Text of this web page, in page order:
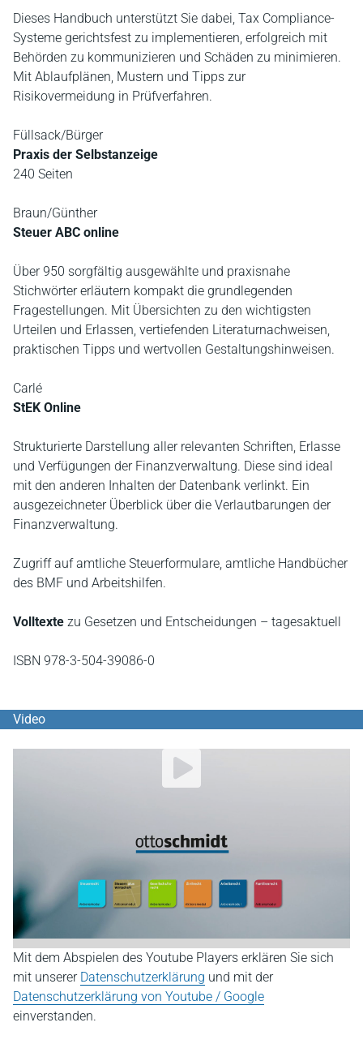
Dieses Handbuch unterstützt Sie dabei, Tax Compliance-
Systeme gerichtsfest zu implementieren, erfolgreich mit
Behörden zu kommunizieren und Schäden zu minimieren.
Mit Ablaufplänen, Mustern und Tipps zur
Risikovermeidung in Prüfverfahren.
Füllsack/Bürger
Praxis der Selbstanzeige
240 Seiten
Braun/Günther
Steuer ABC online
Über 950 sorgfältig ausgewählte und praxisnahe
Stichwörter erläutern kompakt die grundlegenden
Fragestellungen. Mit Übersichten zu den wichtigsten
Urteilen und Erlassen, vertiefenden Literaturnachweisen,
praktischen Tipps und wertvollen Gestaltungshinweisen.
Carlé
StEK Online
Strukturierte Darstellung aller relevanten Schriften, Erlasse
und Verfügungen der Finanzverwaltung. Diese sind ideal
mit den anderen Inhalten der Datenbank verlinkt. Ein
ausgezeichneter Überblick über die Verlautbarungen der
Finanzverwaltung.
Zugriff auf amtliche Steuerformulare, amtliche Handbücher
des BMF und Arbeitshilfen.
Volltexte zu Gesetzen und Entscheidungen – tagesaktuell
ISBN 978-3-504-39086-0
Video
Mit dem Abspielen des Youtube Players erklären Sie sich
mit unserer Datenschutzerklärung und mit der
Datenschutzerklärung von Youtube / Google
einverstanden.